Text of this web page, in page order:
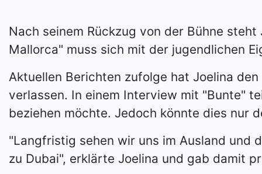
Nach seinem Rückzug von der Bühne
Mallorca" muss sich mit der jugendlichen
Aktuellen Berichten zufolge hat Joelina
verlassen. In einem Interview mit "Bunte"
beziehen möchte. Jedoch könnte dies nur
"Langfristig sehen wir uns im Ausland und
zu Dubai", erklärte Joelina und gab damit